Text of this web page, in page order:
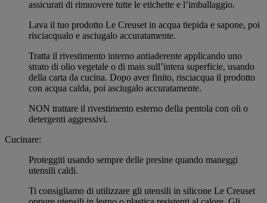
assicurati di rimuovere tutte le etichette e l’imballaggio.
Lava il tuo prodotto Le Creuset in acqua tiepida e sapone, poi
risciacqualo e asciugalo accuratamente.
Tratta il rivestimento interno antiaderente applicando uno
strato di olio vegetale o di mais sull’intera superficie, usando
della carta da cucina. Dopo aver finito, risciacqua il prodotto
con acqua calda, poi asciugalo accuratamente.
NON trattare il rivestimento esterno della pentola con oli o
detergenti aggressivi.
Cucinare:
Proteggiti usando sempre delle presine quando maneggi
utensili caldi.
Ti consigliamo di utilizzare gli utensili in silicone Le Creuset